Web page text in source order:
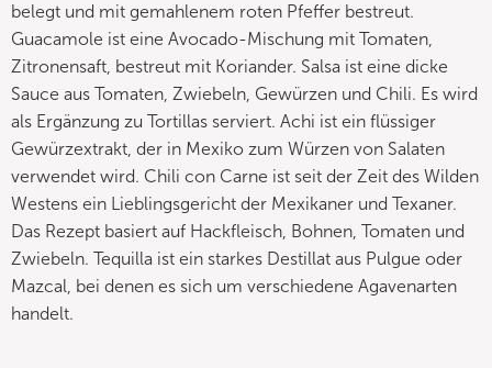
belegt und mit gemahlenem roten Pfeffer bestreut.
Guacamole ist eine Avocado-Mischung mit Tomaten,
Zitronensaft, bestreut mit Koriander. Salsa ist eine dicke
Sauce aus Tomaten, Zwiebeln, Gewürzen und Chili. Es wird
als Ergänzung zu Tortillas serviert. Achi ist ein flüssiger
Gewürzextrakt, der in Mexiko zum Würzen von Salaten
verwendet wird. Chili con Carne ist seit der Zeit des Wilden
Westens ein Lieblingsgericht der Mexikaner und Texaner.
Das Rezept basiert auf Hackfleisch, Bohnen, Tomaten und
Zwiebeln. Tequilla ist ein starkes Destillat aus Pulgue oder
Mazcal, bei denen es sich um verschiedene Agavenarten
handelt.